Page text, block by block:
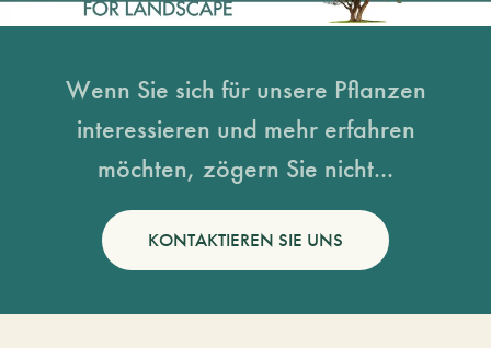
Wenn Sie sich für unsere Pflanzen
interessieren und mehr erfahren
möchten, zögern Sie nicht...
KONTAKTIEREN SIE UNS